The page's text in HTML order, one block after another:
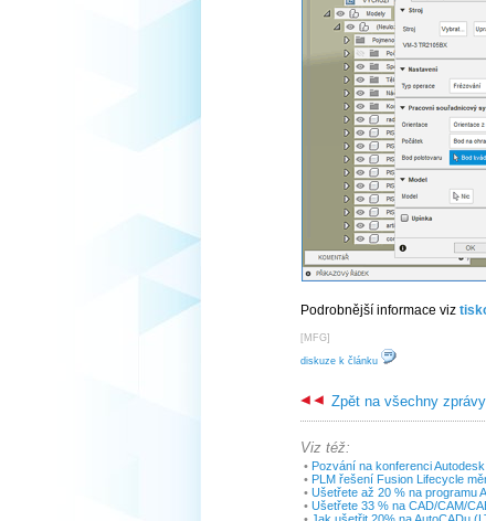
Podrobnější informace viz
[ MFG]
diskuze k článku
Zpět na všechny zprávy
Viz též:
• Pozvání na konferenci
• PLM řešení Fusion Lifecycle
• Ušetřete až 20 % na programu
• Ušetřete 33 % na CAD/CAM/